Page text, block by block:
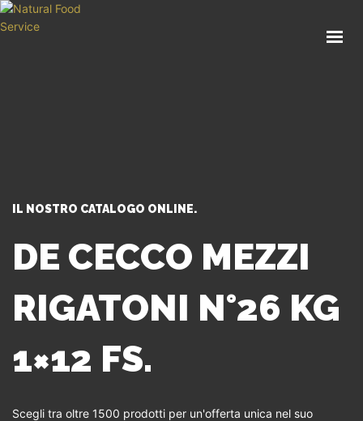
IL NOSTRO CATALOGO ONLINE.
DE CECCO MEZZI
RIGATONI N°26 KG
1×12 FS.
Scegli tra oltre 1500 prodotti per un'offerta unica nel suo